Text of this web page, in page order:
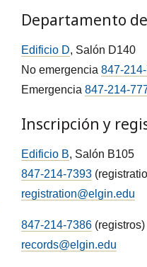
Departamento
Edificio D, Salón D140
No emergencia 847-
Emergencia 847-214-
Inscripción y
Edificio B, Salón B105
847-214-7393
registration@elgin.edu
847-214-7386(registros)
records@elgin.edu